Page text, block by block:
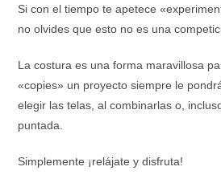
Si con el tiempo te apetece
no olvides que esto no es una
La costura es una forma maravillosa
«copies» un proyecto siempre le
elegir las telas, al combinarlas o,
puntada.
Simplemente ¡relájate y disfruta!